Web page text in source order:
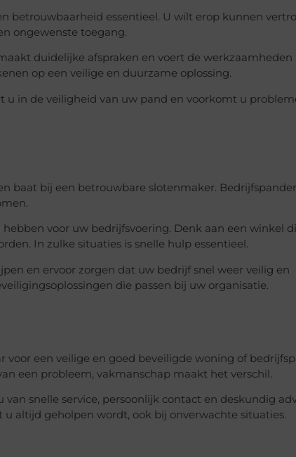
betrouwbaarheid essentieel. U wilt erop kunnen
ongewenste toegang.
duidelijke afspraken en voert de
op een veilige en duurzame oplossing.
u in de veiligheid van uw pand en voorkomt u
baat bij een betrouwbare slotenmaker.
voor uw bedrijfsvoering. Denk aan een winkel
In zulke situaties is snelle hulp essentieel.
en ervoor zorgen dat uw bedrijf snel weer veilig en
die passen bij uw organisatie.
voor een veilige en goed beveiligde woning of
een probleem, vakmanschap maakt het verschil.
snelle service, persoonlijk contact en deskundig
altijd geholpen wordt, ook bij onverwachte situaties.